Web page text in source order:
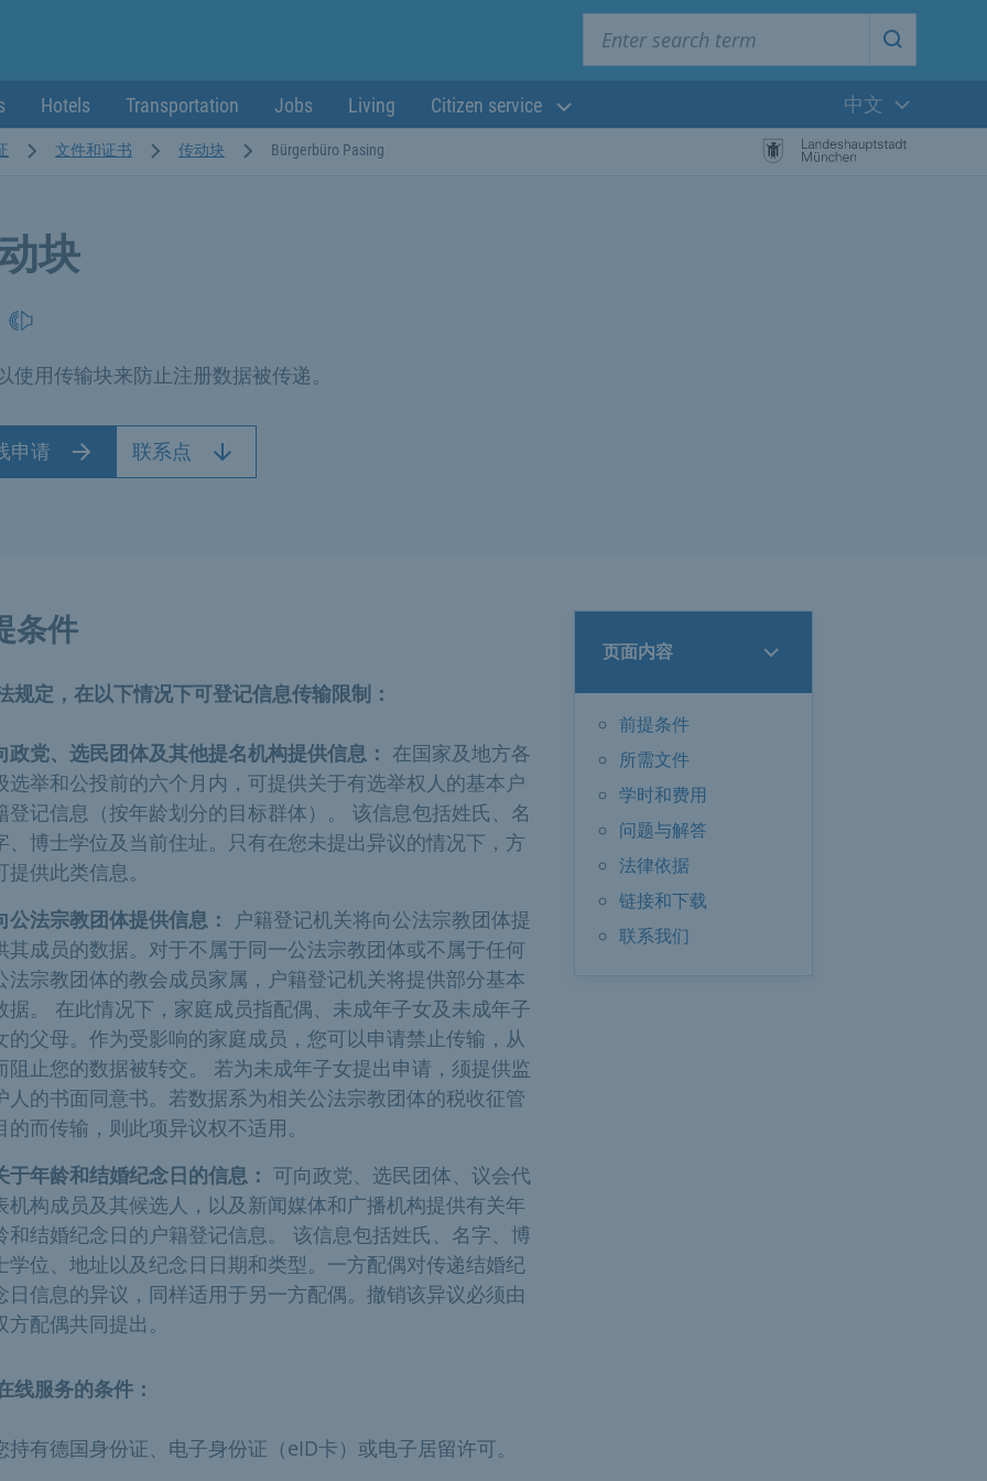
Start
Hotels Transportation Jobs Living Citizen service
当前语言:
中文
文件和证书 传动块 Bürgerbüro Pasing
块
使用传输块来防止注册数据被传递。
申请 联系点
页面内容
前提条件
所需文件
学时和费用
问题与解答
法律依据
链接和下载
联系我们
条件
规定，在以下情况下可登记信息传输限制：
政党、选民团体及其他提名机构提供信息： 在国家及地方各
选举和公投前的六个月内，可提供关于有选举权人的基本户
登记信息（按年龄划分的目标群体）。 该信息包括姓氏、名
、博士学位及当前住址。只有在您未提出异议的情况下，方
提供此类信息。
公法宗教团体提供信息：
户籍登记机关将向公法宗教团体提
其成员的数据。对于不属于同一公法宗教团体或不属于任何
法宗教团体的教会成员家属，户籍登记机关将提供部分基本
据。 在此情况下，家庭成员指配偶、未成年子女及未成年子
的父母。作为受影响的家庭成员，您可以申请禁止传输，从
阻止您的数据被转交。 若为未成年子女提出申请，须提供监
人的书面同意书。若数据系为相关公法宗教团体的税收征管
的而传输，则此项异议权不适用。
于年龄和结婚纪念日的信息： 可向政党、选民团体、议会代
机构成员及其候选人，以及新闻媒体和广播机构提供有关年
和结婚纪念日的户籍登记信息。 该信息包括姓氏、名字、博
学位、地址以及纪念日日期和类型。一方配偶对传递结婚纪
日信息的异议，同样适用于另一方配偶。撤销该异议必须由
方配偶共同提出。
线服务的条件：
持有德国身份证、电子身份证（eID卡）或电子居留许可。